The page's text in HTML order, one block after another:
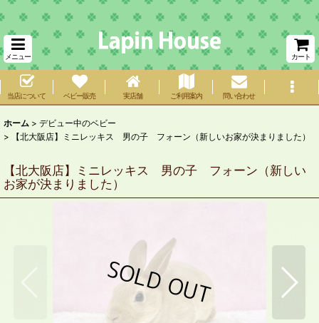
メニュー カート
当店について ベビー販売 実店舗 ご利用案内 問い合わせ
ホーム > デビュー中のベビー
>
【北大阪店】ミニレッキス 男の子 フォーン（新しいお家が決まりました）
【北大阪店】ミニレッキス 男の子 フォーン（新しい
お家が決まりました）